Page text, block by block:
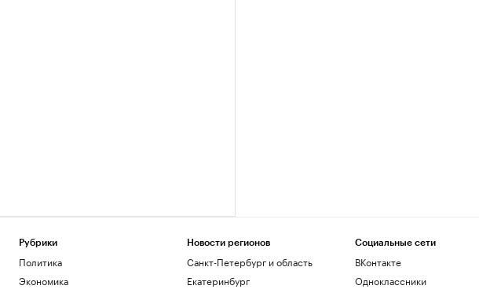
Рубрики
Политика
Экономика
Новости регионов
Санкт-Петербург и область
Екатеринбург
Социальные сети
ВКонтакте
Одноклассники